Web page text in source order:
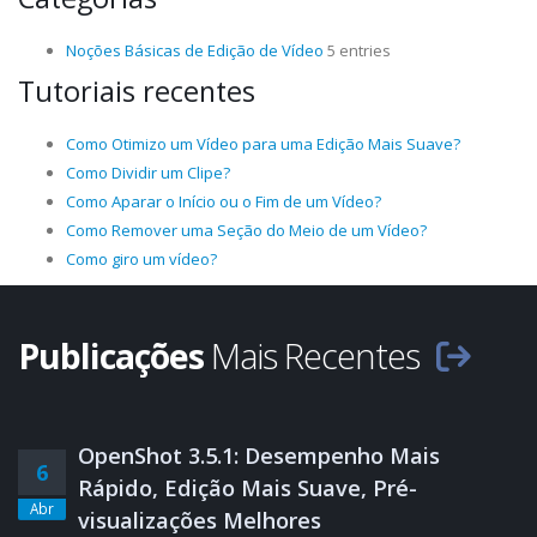
Noções Básicas de Edição de Vídeo 5 entries
Tutoriais recentes
Como Otimizo um Vídeo para uma Edição Mais Suave?
Como Dividir um Clipe?
Como Aparar o Início ou o Fim de um Vídeo?
Como Remover uma Seção do Meio de um Vídeo?
Como giro um vídeo?
Publicações Mais Recentes
6
Abr
OpenShot 3.5.1: Desempenho Mais
Rápido, Edição Mais Suave, Pré-
visualizações Melhores